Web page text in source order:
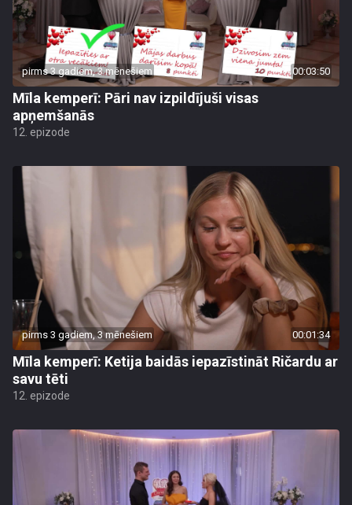
pirms 3 gadiem, 3 mēnešiem 00:03:50
Mīla kemperī: Pāri nav izpildījuši visas
apņemšanās
12. epizode
pirms 3 gadiem, 3 mēnešiem 00:01:34
Mīla kemperī: Ketija baidās iepazīstināt Ričardu ar
savu tēti
12. epizode